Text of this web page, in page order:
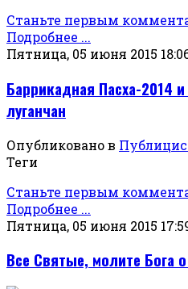
Станьте первым
Подробнее ...
Пятница, 05 июня 2015
Баррикадная Пасха-2014
луганчан
Опубликовано в
Теги
Станьте первым
Подробнее ...
Пятница, 05 июня 2015
Все Святые, молите Бога